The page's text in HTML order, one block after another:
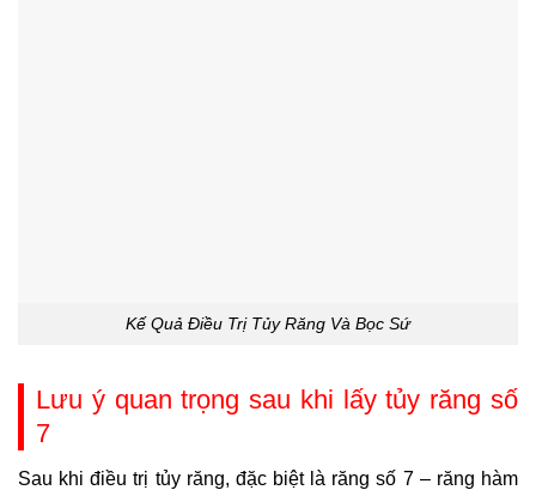
Kế Quả Điều Trị Tủy Răng Và Bọc Sứ
Lưu ý quan trọng sau khi lấy tủy răng số
7
Sau khi điều trị tủy răng, đặc biệt là răng số 7 – răng hàm